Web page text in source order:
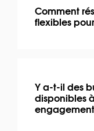
Comment
flexibles
Y a-t-il des
disponibles